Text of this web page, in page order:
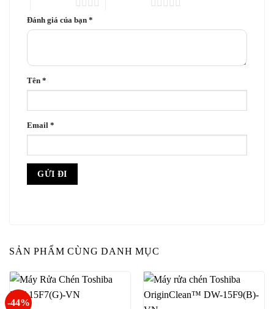
Đánh giá của bạn *
Tên *
Email *
SẢN PHẨM CÙNG DANH MỤC
-44%